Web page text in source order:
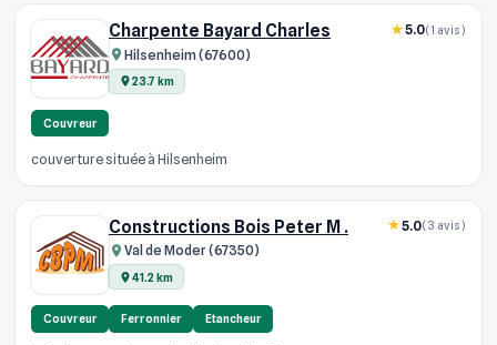
Charpente Bayard Charles
Hilsenheim (67600)
23.7 km
5.0(1 avis)
Couvreur
couverture située à Hilsenheim
Constructions Bois Peter M .
Val de Moder (67350)
41.2 km
5.0(3 avis)
Couvreur Ferronnier Etancheur